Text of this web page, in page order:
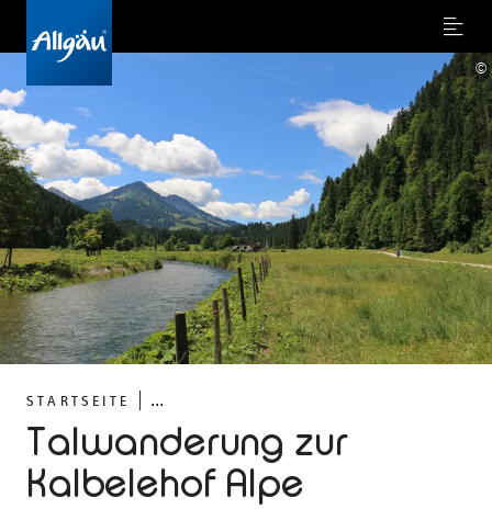
Menu
STARTSEITE ...
Talwanderung zur
Kalbelehof Alpe
©